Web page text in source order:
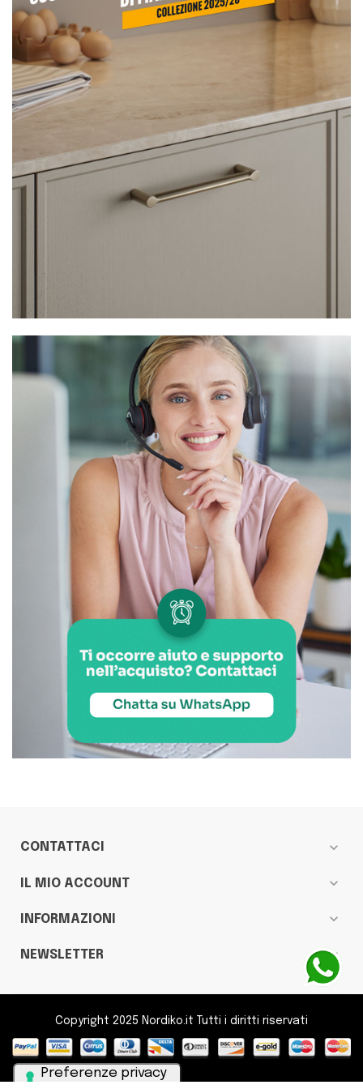
CONTATTACI expand_more
IL MIO ACCOUNT expand_more
INFORMAZIONI expand_more
NEWSLETTER expand_more
Copyright 2025 Nordiko.it Tutti i diritti riservati